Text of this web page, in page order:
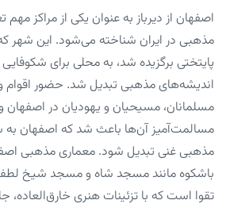
اصفهان از دیرباز به عنوان یکی از مراکز
مذهبی در ایران شناخته می‌شود. این شهر
پایتختی برگزیده شد، به محلی برای
اندیشه‌های مذهبی تبدیل شد. حضور اقوام
مسلمانان، مسیحیان و یهودیان در
مسالمت‌آمیز آن‌ها باعث شد که اصفهان به
مذهبی غنی تبدیل شود. معماری مذهبی
باشکوه مانند مسجد شاه و مسجد شیخ
تقوا است که با تزئینات هنری خارق‌العاده،